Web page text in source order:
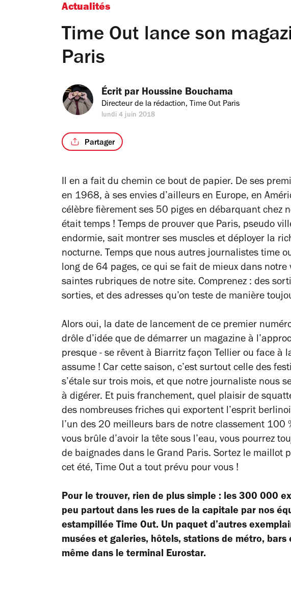
Actualités
Time Out lance son
Paris
Écrit par Houssine Bouchama
Directeur de la rédaction, Time Out Paris
lundi 4 juin 2018
Partager
Il en a fait du chemin ce bout de papier. De ses
en 1968, à ses envies d’ailleurs en Europe, en
célèbre fièrement ses 50 piges en débarquant chez
était temps ! Temps de prouver que Paris, pseudo
endormie, sait montrer ses muscles et déployer la
nocturne. Temps que nous autres journalistes time
long de 64 pages, ce qui se fait de mieux dans
saintes rubriques de notre site. Comprenez : des
sorties, et des adresses qu’on teste de manière
Alors oui, la date de lancement de ce premier
drôle d’idée que de démarrer un magazine à
presque - se rêvent à Biarritz façon Tellier ou face à
assume ! Car cette saison, c’est surtout celle des
s’étale sur trois mois, et que notre journaliste nous
à digérer. Et puis franchement, quel plaisir de
des nombreuses friches qui exportent l’esprit
l’un des 20 meilleurs bars de notre classement 100
vous brûle d’avoir la tête sous l’eau, vous pourrez
de baignades dans le Grand Paris. Sortez le maillot
cet été, Time Out a tout prévu pour vous !
Pour le trouver, rien de plus simple : les 300 000
peu partout dans les rues de la capitale par nos
estampillée Time Out. Un paquet d’autres
musées et galeries, hôtels, stations de métro,
même dans le terminal Eurostar.